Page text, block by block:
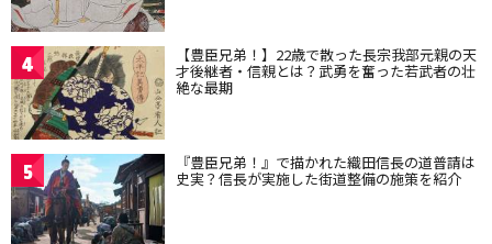
4 【豊臣兄弟！】22歳で散った長宗我部元親の天
才後継者・信親とは？武勇を奮った若武者の壮
絶な最期
5 『豊臣兄弟！』で描かれた織田信長の道普請は
史実？信長が実施した街道整備の施策を紹介